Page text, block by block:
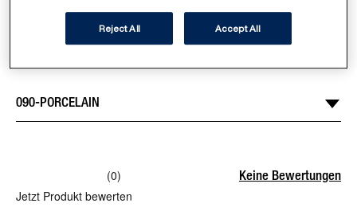
(0)
Jetzt Produkt bewerten
Keine Bewertungen
Reject All Accept All